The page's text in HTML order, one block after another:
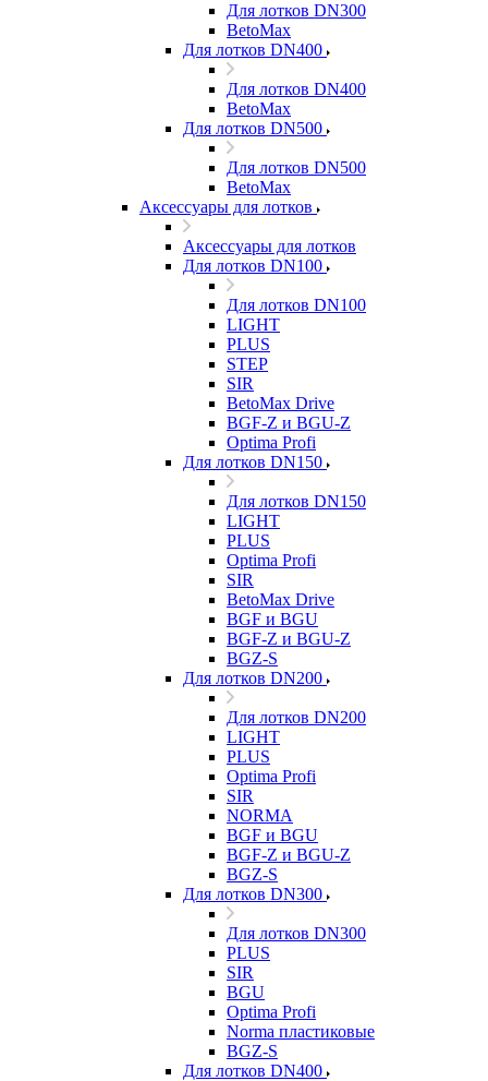
Для лотков DN300
BetoMax
Для лотков DN400
Для лотков DN400
BetoMax
Для лотков DN500
Для лотков DN500
BetoMax
Аксессуары для лотков
Аксессуары для лотков
Для лотков DN100
Для лотков DN100
LIGHT
PLUS
STEP
SIR
BetoMax Drive
BGF-Z и BGU-Z
Optima Profi
Для лотков DN150
Для лотков DN150
LIGHT
PLUS
Optima Profi
SIR
BetoMax Drive
BGF и BGU
BGF-Z и BGU-Z
BGZ-S
Для лотков DN200
Для лотков DN200
LIGHT
PLUS
Optima Profi
SIR
NORMA
BGF и BGU
BGF-Z и BGU-Z
BGZ-S
Для лотков DN300
Для лотков DN300
PLUS
SIR
BGU
Optima Profi
Norma пластиковые
BGZ-S
Для лотков DN400